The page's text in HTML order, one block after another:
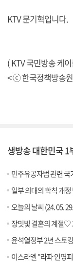
KTV 문기혁입니다.
( KTV 국민방송 케
< ⓒ 한국정책방송
생방송 대한민국 1
민주유공자법 관련
일부 의대의 학칙 개정 난
오늘의 날씨 (24. 05.
장밋빛 결혼의 계절♡
윤석열정부 2년 스토
이스라엘 "라파 인명